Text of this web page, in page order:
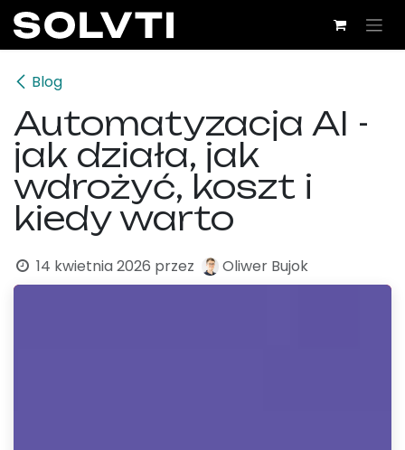
Przejdź do zawartości
Blog
Automatyzacja AI -
jak działa, jak
wdrożyć, koszt i
kiedy warto
14 kwietnia 2026 przez Oliwer Bujok